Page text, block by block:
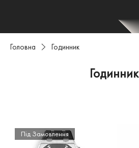
Головна Годинник
Годинник
Під Замовлення